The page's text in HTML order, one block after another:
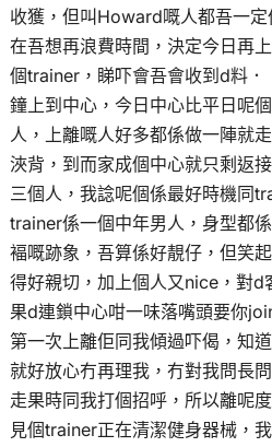
收獲，但叫Howard嘅人都吾一
在吾想再浪費時間，決定今日再
個trainer，睇吓會吾會收到d料．
鐘上到中心，今日中心比平日呢
人，上離嘅人好多都係做一陣就
浹背，到而家成個中心就只剩返
三個人，我諗呢個係最好時機同
trainer係一個中年男人，身型都
褔嘅跡象，吾算係好靚仔，但笑
得好親切，加上個人又nice，對d
果d連鎖中心咁一味落嘴頭要你
第一次上離佢同我傾過吓偈，知
就好放心冇再理我，冇對我問長
走果時同我打個招呼，所以離呢
見個trainer正在清潔健身器械，